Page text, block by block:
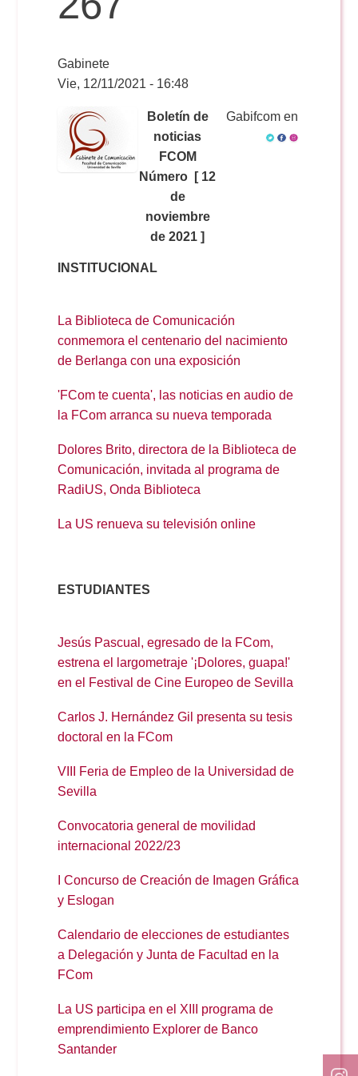
Horarios
Publicidad y RR.PP
Doble Grado PER/CAV
Exámenes Grado
Periodismo
Publicidad y RR.PP
Comunicación Audiovisual
Doble Grado PER/CAV
Secretaría Virtual
#miTFG
Gabinete
Vie, 12/11/2021 - 16:48
Boletín de
noticias
FCOM
Número [ 12
de
noviembre
de 2021 ]
Gabifcom en
INSTITUCIONAL
La Biblioteca de Comunicación
conmemora el centenario del nacimiento
de Berlanga con una exposición
'FCom te cuenta', las noticias en audio de
la FCom arranca su nueva temporada
Dolores Brito, directora de la Biblioteca de
Comunicación, invitada al programa de
RadiUS, Onda Biblioteca
La US renueva su televisión online
ESTUDIANTES
Jesús Pascual, egresado de la FCom,
estrena el largometraje '¡Dolores, guapa!'
en el Festival de Cine Europeo de Sevilla
Carlos J. Hernández Gil presenta su tesis
doctoral en la FCom
VIII Feria de Empleo de la Universidad de
Sevilla
Convocatoria general de movilidad
internacional 2022/23
I Concurso de Creación de Imagen Gráfica
y Eslogan
Calendario de elecciones de estudiantes
a Delegación y Junta de Facultad en la
FCom
La US participa en el XIII programa de
emprendimiento Explorer de Banco
Santander